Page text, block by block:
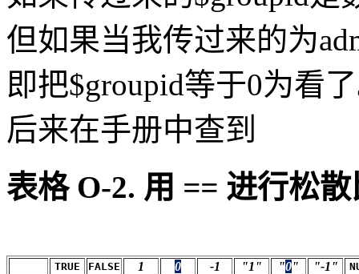
但如果当我传过来的为
即把$groupid等于0为看
后来在手册中查到
表格 O-2. 用 == 进行松
TRUE FALSE 1 0 -1 "1" "0" "-1"